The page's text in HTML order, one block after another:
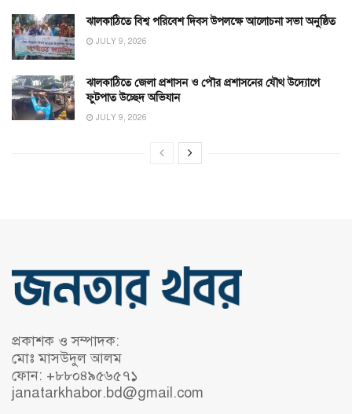
ঝালকাঠিতে বিশ্ব পরিবেশ দিবস উপলক্ষে আলোচনা সভা অনুষ্ঠিত
JULY 9, 2026
ঝালকাঠিতে জেলা প্রশাসন ও পৌর প্রশাসনের যৌথ উদ্যোগে
ফুটপাত উচ্ছেদ অভিযান
JULY 9, 2026
প্রকাশক ও সম্পাদক:
মোঃ মাসউদুল আলম
ফোন: +৮৮০৪৯৫৬৫৭১
janatarkhabor.bd@gmail.com